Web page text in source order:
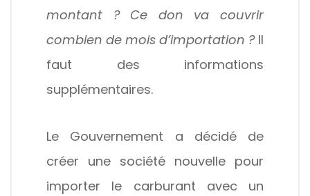
montant ? Ce don va couvrir
combien de mois d’importation ?Il
faut des informations
supplémentaires.
Le Gouvernement a décidé de
créer une société nouvelle pour
importer le carburant avec un